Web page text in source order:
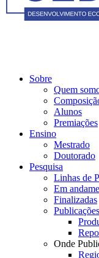
Sobre
Quem
Alunos
Premiações
Ensino
Mestrado
Doutorado
Pesquisa
Linhas de
Em
Finalizadas
Publicações
Onde